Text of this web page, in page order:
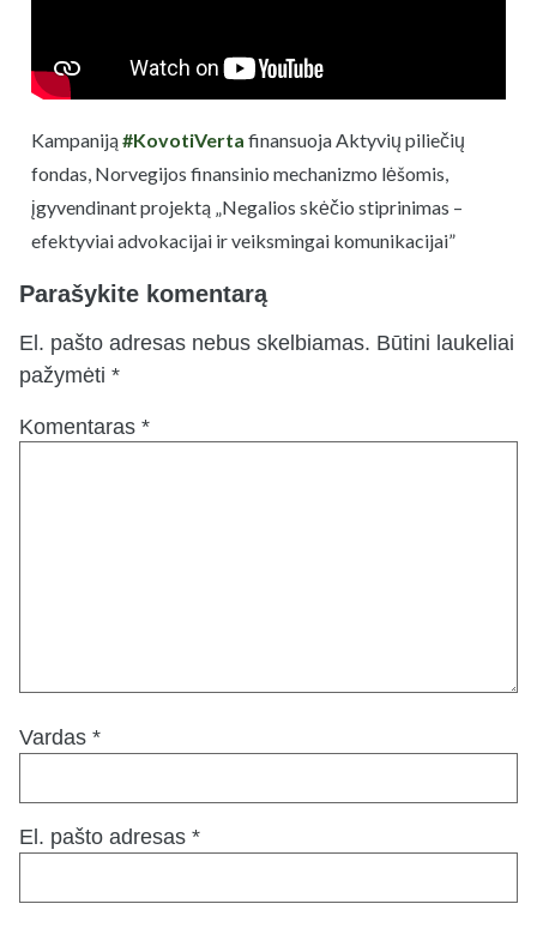
Kampaniją#KovotiVerta finansuoja Aktyvių piliečių
fondas, Norvegijos finansinio mechanizmo lėšomis,
įgyvendinant projektą „Negalios skėčio stiprinimas –
efektyviai advokacijai ir veiksmingai komunikacijai”
Parašykite komentarą
El. pašto adresas nebus skelbiamas. Būtini laukeliai
pažymėti *
Komentaras *
Vardas *
El. pašto adresas *